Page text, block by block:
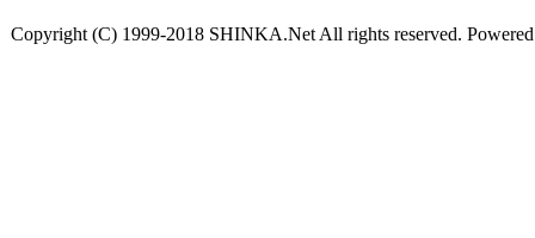
Copyright (C) 1999-2018 SHINKA.Net All rights reserved.